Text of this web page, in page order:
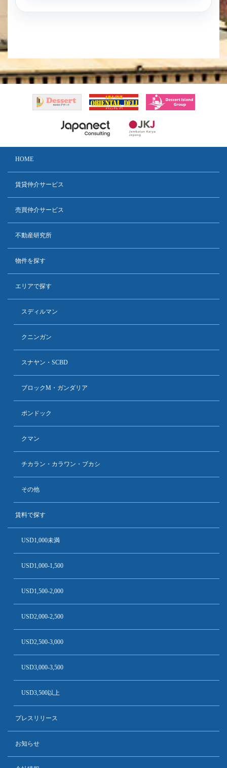
HOME
賃貸仲介サービス
売買仲介サービス
不動産研究所
物件を探す
エリアで探す
スディルマン
クニンガン
スナヤン・SCBD
ブロックM・ガンダリア
ポンドック
クマン
チカラン・カラワン・ブカシ
その他
賃料で探す
USD1,000未満
USD1,000-1,500
USD1,500-2,000
USD2,000-2,500
USD2,500-3,000
USD3,000-3,500
USD3,500以上
プレスリリース
お知らせ